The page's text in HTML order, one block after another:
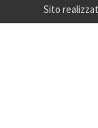
Sito